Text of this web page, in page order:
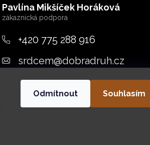
Odmítnout Souhlasím
Pavlína Mikšíček Horáková
+420 775 288 916
srdcem@dobradruh.cz